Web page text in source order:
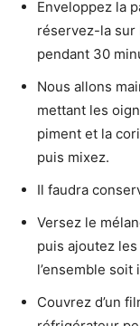
Enveloppez la
réservez-la sur
pendant 30
Nous allons
mettant les
piment et la
puis mixez.
Il faudra
Versez le
puis ajoutez
l’ensemble
Couvrez d’un